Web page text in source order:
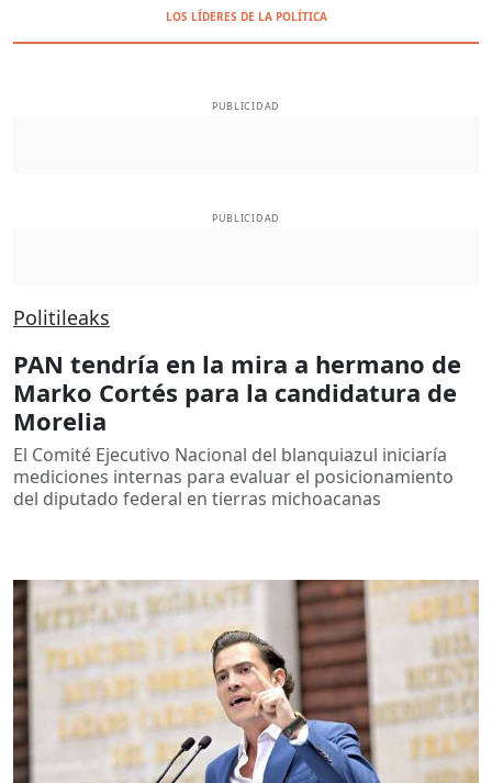
LOS LÍDERES DE LA POLÍTICA
PUBLICIDAD
PUBLICIDAD
Politileaks
PAN tendría en la mira a hermano de
Marko Cortés para la candidatura de
Morelia
El Comité Ejecutivo Nacional del blanquiazul iniciaría
mediciones internas para evaluar el posicionamiento
del diputado federal en tierras michoacanas